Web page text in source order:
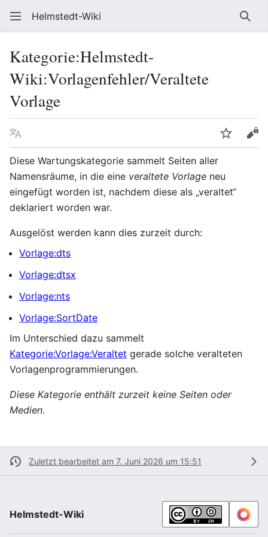
Helmstedt-Wiki
Kategorie:Helmstedt-
Wiki:Vorlagenfehler/Veraltete
Vorlage
Sprache
Diese Wartungskategorie sammelt Seiten aller
Namensräume, in die eine veraltete Vorlage neu
eingefügt worden ist, nachdem diese als „veraltet“
deklariert worden war.
Ausgelöst werden kann dies zurzeit durch:
Vorlage:dts
Vorlage:dtsx
Vorlage:nts
Vorlage:SortDate
Im Unterschied dazu sammelt
Kategorie:Vorlage:Veraltet gerade solche veralteten
Vorlagenprogrammierungen.
Diese Kategorie enthält zurzeit keine Seiten oder
Medien.
Zuletzt bearbeitet am 7. Juni 2026 um 15:51
Helmstedt-Wiki